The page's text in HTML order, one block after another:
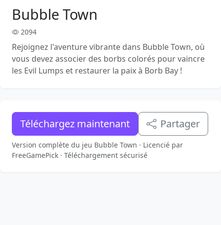
Bubble Town
2094
Rejoignez l'aventure vibrante dans Bubble Town, où
vous devez associer des borbs colorés pour vaincre
les Evil Lumps et restaurer la paix à Borb Bay !
Téléchargez maintenant Partager
Version complète du jeu Bubble Town · Licencié par
FreeGamePick · Téléchargement sécurisé